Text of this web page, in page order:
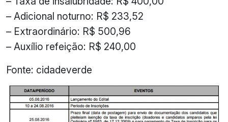
– Adicional noturno: R$ 233,52
– Extraordinário: R$ 500,96
– Auxílio refeição: R$ 240,00
Fonte: cidadeverde